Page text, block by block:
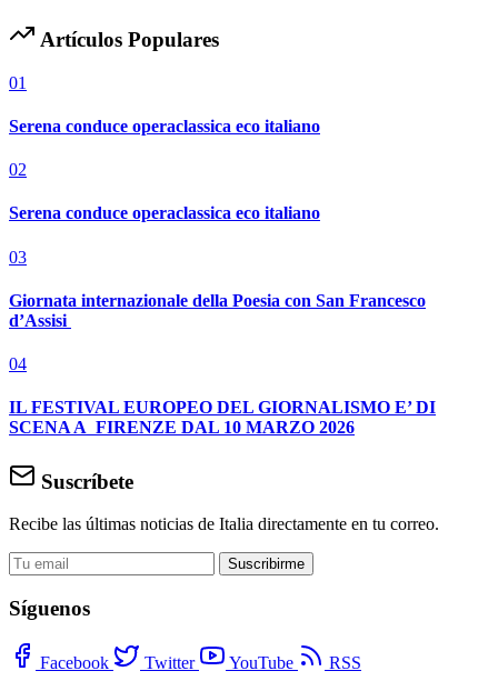
Artículos Populares
01
Serena conduce operaclassica eco italiano
02
Serena conduce operaclassica eco italiano
03
Giornata internazionale della Poesia con San Francesco
d’Assisi
04
IL FESTIVAL EUROPEO DEL GIORNALISMO E’ DI
SCENA A FIRENZE DAL 10 MARZO 2026
Suscríbete
Recibe las últimas noticias de Italia directamente en tu correo.
Suscribirme
Síguenos
Facebook Twitter YouTube RSS